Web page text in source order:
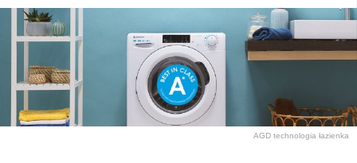
AGD technologia łazienka